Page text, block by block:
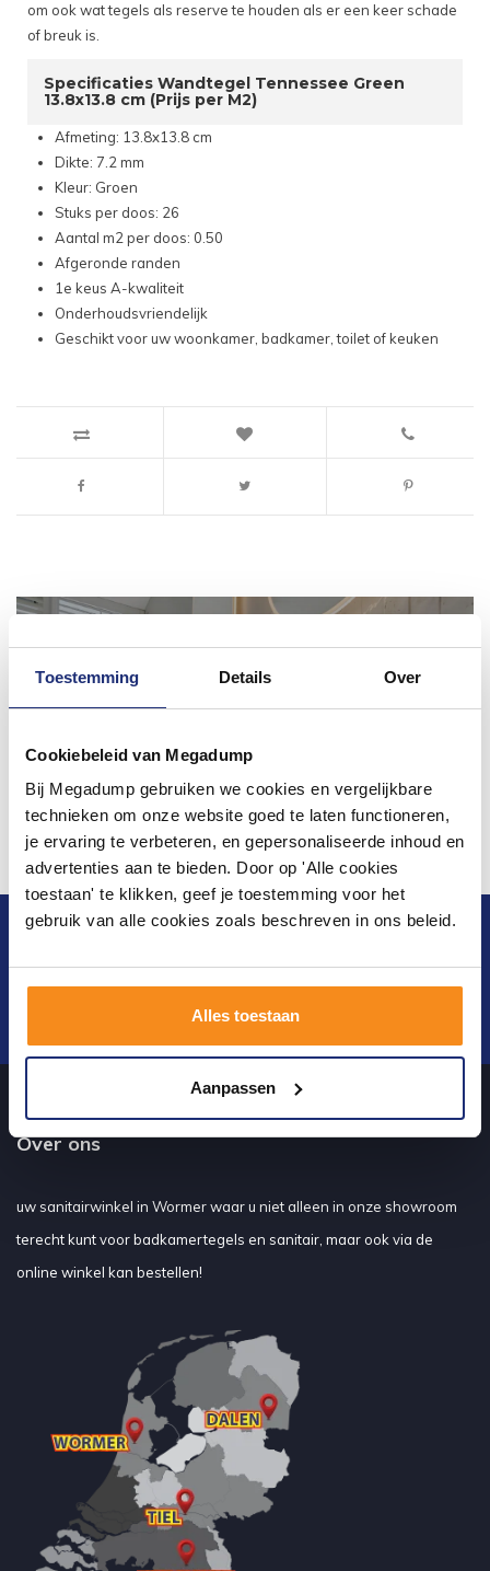
Toestemming Details Over
Cookiebeleid van Megadump
Bij Megadump gebruiken we cookies en vergelijkbare
technieken om onze website goed te laten functioneren,
je ervaring te verbeteren, en gepersonaliseerde inhoud en
advertenties aan te bieden. Door op 'Alle cookies
toestaan' te klikken, geef je toestemming voor het
gebruik van alle cookies zoals beschreven in ons beleid.
Alles toestaan
Aanpassen
om ook wat tegels als reserve te houden als er een keer schade
of breuk is.
Specificaties Wandtegel Tennessee Green
13.8x13.8 cm (Prijs per M2)
Afmeting: 13.8x13.8 cm
Dikte: 7.2 mm
Kleur: Groen
Stuks per doos: 26
Aantal m2 per doos: 0.50
Afgeronde randen
1e keus A-kwaliteit
Onderhoudsvriendelijk
Geschikt voor uw woonkamer, badkamer, toilet of keuken
Blijf op de hoogte van het laatste nieuws en
ontwikkelingen
Over ons
uw sanitairwinkel in Wormer waar u niet alleen in onze showroom
terecht kunt voor badkamertegels en sanitair, maar ook via de
online winkel kan bestellen!